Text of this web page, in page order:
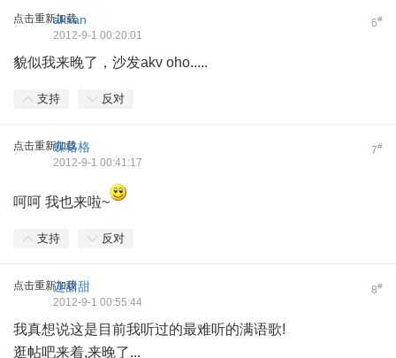
点击重新加载 6#
akxan
2012-9-1 00:20:01
貌似我来晚了，沙发akv oho.....
支持 反对
点击重新加载 7#
蝶格格
2012-9-1 00:41:17
呵呵 我也来啦~
支持 反对
点击重新加载 8#
连甜甜
2012-9-1 00:55:44
我真想说这是目前我听过的最难听的满语歌!
逛帖吧来着,来晚了...